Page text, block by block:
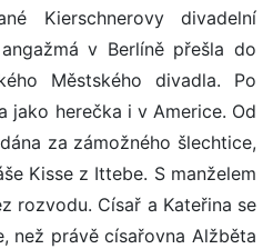
Kierschnerovy divadelní
v Berlíně přešla do
Městského divadla. Po
jako herečka i v Americe. Od
za zámožného šlechtice,
Kisse z Ittebe. S manželem
rozvodu. Císař a Kateřina se
než právě císařovna Alžběta